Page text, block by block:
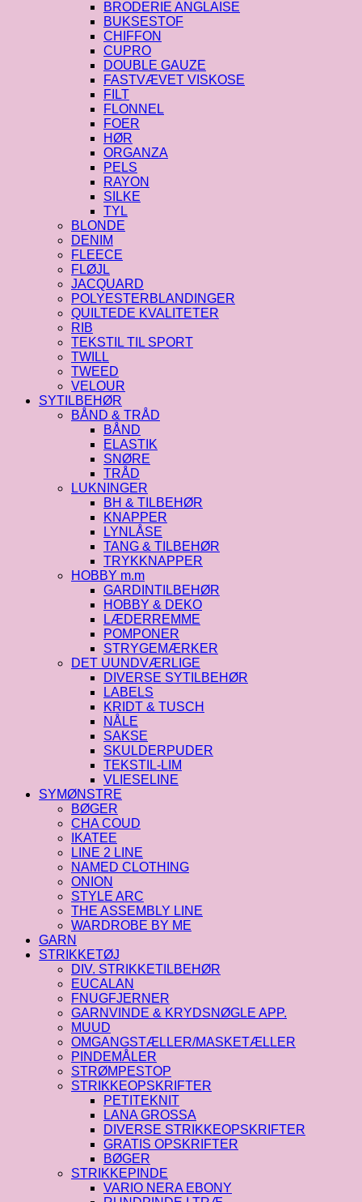
BRODERIE ANGLAISE
BUKSESTOF
CHIFFON
CUPRO
DOUBLE GAUZE
FASTVÆVET VISKOSE
FILT
FLONNEL
FOER
HØR
ORGANZA
PELS
RAYON
SILKE
TYL
BLONDE
DENIM
FLEECE
FLØJL
JACQUARD
POLYESTERBLANDINGER
QUILTEDE KVALITETER
RIB
TEKSTIL TIL SPORT
TWILL
TWEED
VELOUR
SYTILBEHØR
BÅND & TRÅD
BÅND
ELASTIK
SNØRE
TRÅD
LUKNINGER
BH & TILBEHØR
KNAPPER
LYNLÅSE
TANG & TILBEHØR
TRYKKNAPPER
HOBBY m.m
GARDINTILBEHØR
HOBBY & DEKO
LÆDERREMME
POMPONER
STRYGEMÆRKER
DET UUNDVÆRLIGE
DIVERSE SYTILBEHØR
LABELS
KRIDT & TUSCH
NÅLE
SAKSE
SKULDERPUDER
TEKSTIL-LIM
VLIESELINE
SYMØNSTRE
BØGER
CHA COUD
IKATEE
LINE 2 LINE
NAMED CLOTHING
ONION
STYLE ARC
THE ASSEMBLY LINE
WARDROBE BY ME
GARN
STRIKKETØJ
DIV. STRIKKETILBEHØR
EUCALAN
FNUGFJERNER
GARNVINDE & KRYDSNØGLE APP.
MUUD
OMGANGSTÆLLER/MASKETÆLLER
PINDEMÅLER
STRØMPESTOP
STRIKKEOPSKRIFTER
PETITEKNIT
LANA GROSSA
DIVERSE STRIKKEOPSKRIFTER
GRATIS OPSKRIFTER
BØGER
STRIKKEPINDE
VARIO NERA EBONY